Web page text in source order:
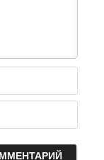
я